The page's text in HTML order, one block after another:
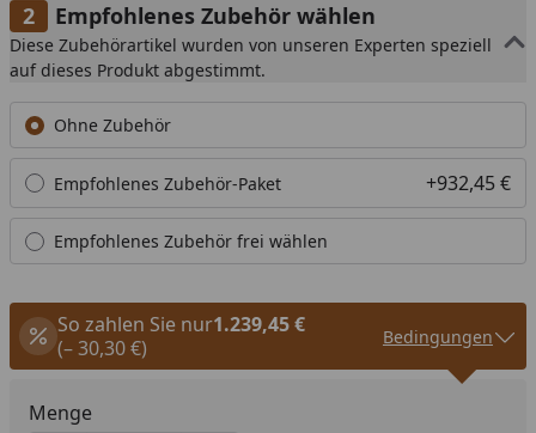
Empfohlenes Zubehör wählen
Diese Zubehörartikel wurden von unseren Experten speziell
auf dieses Produkt abgestimmt.
Ohne Zubehör
Empfohlenes Zubehör-Paket +932,45 €
Empfohlenes Zubehör frei wählen
So zahlen Sie nur1.239,45 €
(– 30,30 €)
Bedingungen
Menge